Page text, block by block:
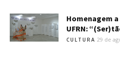
Homenagem a
UFRN:
CULTURA 29 de